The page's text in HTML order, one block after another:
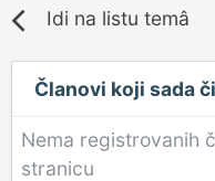
Idi na listu temâ
Članovi koji sada
Nema registrovanih
stranicu